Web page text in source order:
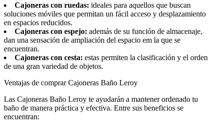
Cajoneras con ruedas: ideales para aquellos que buscan
soluciones móviles que permitan un fácil acceso y desplazamiento
en espacios reducidos.
Cajoneras con espejo: además de su función de almacenaje,
dan una sensación de ampliación del espacio em la que se
encuentran.
Cajoneras con cesta: estas permiten la clasificación y el orden
de una gran variedad de objetos.
Ventajas de comprar Cajoneras Baño Leroy
Las Cajoneras Baño Leroy te ayudarán a mantener ordenado tu
baño de manera práctica y efectiva. Entre sus beneficios se
encuentran: